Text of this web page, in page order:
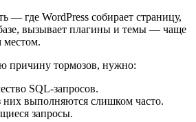
— где WordPress собирает страницу,
вызывает плагины и темы — чаще
местом.
причину тормозов, нужно:
SQL-запросов.
них выполняются слишком часто.
запросы.